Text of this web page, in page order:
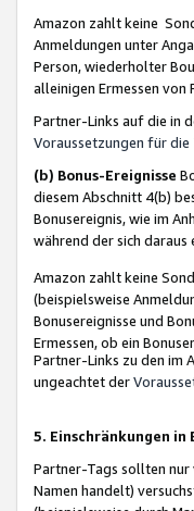
Amazon zahlt keine
Anmeldungen unter
Person, wiederholter
alleinigen Ermessen
Partner-Links auf die in
Voraussetzungen für
(b) Bonus-Ereignisse
diesem Abschnitt 4(b)
Bonusereignis, wie im
während der sich
Amazon zahlt keine
(beispielsweise
Bonusereignisse und
Ermessen, ob ein
Partner-Links zu den im
ungeachtet der
5. Einschränkungen
Partner-Tags sollten
Namen handelt)